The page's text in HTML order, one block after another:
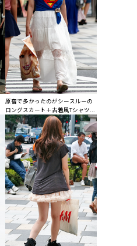
原宿で多かったのがシースルーの
ロングスカート＋古着風Tシャツ...